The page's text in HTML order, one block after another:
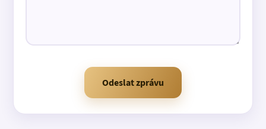
Odeslat zprávu